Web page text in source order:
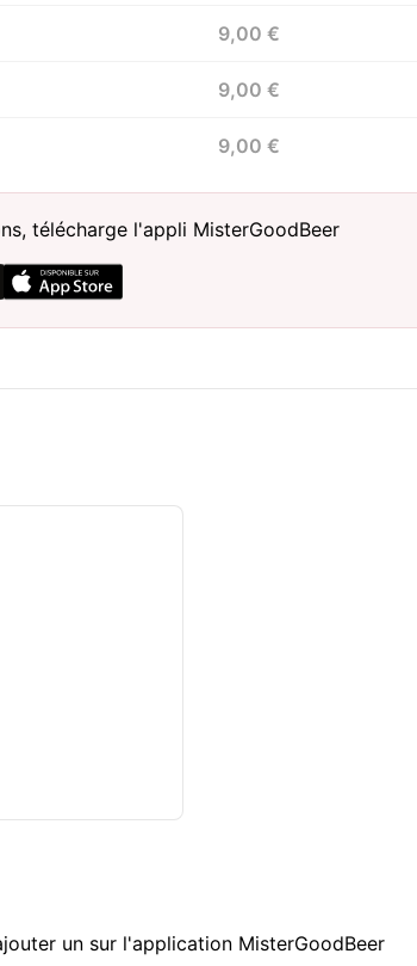
9,00 €
9,00 €
9,00 €
télécharge l'appli MisterGoodBeer
un sur l'application MisterGoodBeer